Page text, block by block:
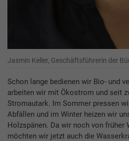
Jasmin Keller, Geschäftsführerin der
Schon lange bedienen wir Bio- und
arbeiten wir mit Ökostrom und seit
Stromautark. Im Sommer pressen
Abfällen und im Winter heizen wir
Holzspänen. Da wir noch von früher
möchten wir jetzt auch die